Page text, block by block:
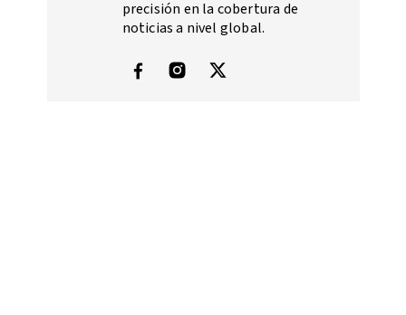
precisión en la cobertura de
noticias a nivel global.